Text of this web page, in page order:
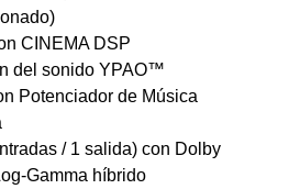
CINEMA DSP
del sonido YPAO™
Potenciador de Música
/ 1 salida) con Dolby
Gamma híbrido